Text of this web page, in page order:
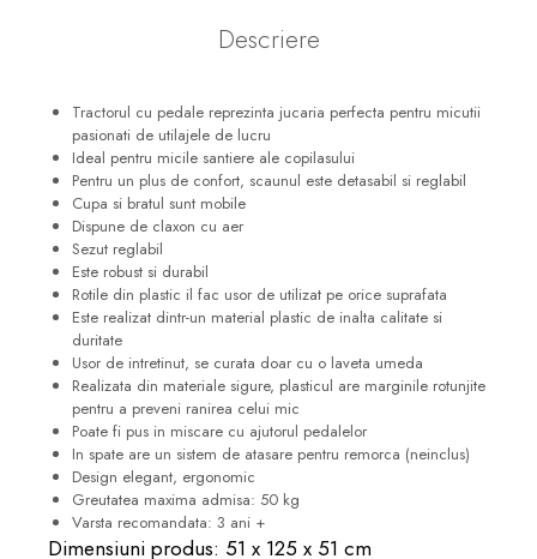
Descriere
Tractorul cu pedale reprezinta jucaria perfecta pentru micutii
pasionati de utilajele de lucru
Ideal pentru micile santiere ale copilasului
Pentru un plus de confort, scaunul este detasabil si reglabil
Cupa si bratul sunt mobile
Dispune de claxon cu aer
Sezut reglabil
Este robust si durabil
Rotile din plastic il fac usor de utilizat pe orice suprafata
Este realizat dintr-un material plastic de inalta calitate si
duritate
Usor de intretinut, se curata doar cu o laveta umeda
Realizata din materiale sigure, plasticul are marginile rotunjite
pentru a preveni ranirea celui mic
Poate fi pus in miscare cu ajutorul pedalelor
In spate are un sistem de atasare pentru remorca (neinclus)
Design elegant, ergonomic
Greutatea maxima admisa: 50 kg
Varsta recomandata: 3 ani +
Dimensiuni produs: 51 x 125 x 51 cm